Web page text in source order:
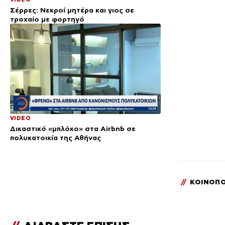
Σέρρες: Νεκροί μητέρα και γιος σε
τροχαίο με φορτηγό
VIDEO
Δικαστικό «μπλόκο» στα Airbnb σε
πολυκατοικία της Αθήνας
//